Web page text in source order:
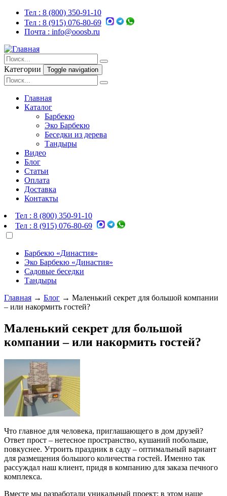
Тел : 8 (800) 350-91-10
Тел : 8 (915) 076-80-69
Почта : info@ooosb.ru
Категории Toggle navigation
Главная
Каталог
Барбекю
Эко Барбекю
Беседки из дерева
Тандыры
Видео
Блог
Статьи
Оплата
Доставка
Контакты
Тел : 8 (800) 350-91-10
Тел : 8 (915) 076-80-69
Барбекю «Династия»
Эко Барбекю «Династия»
Садовые беседки
Тандыры
Главная → Блог → Маленький секрет для большой компании
– или накормить гостей?
Маленький секрет для большой
компании – или накормить гостей?
Что главное для человека, приглашающего в дом друзей?
Ответ прост – нетесное пространство, кушаний побольше,
повкуснее. Утроить праздник в саду – оптимальный вариант
для размещения большого количества гостей. Именно так
рассуждал наш клиент, придя в компанию для заказа печного
комплекса.
Вместе мы разработали уникальный проект: в этом наше